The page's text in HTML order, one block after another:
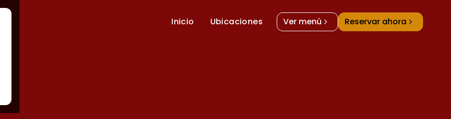
Inicio Ubicaciones Ver menú Reservar ahora